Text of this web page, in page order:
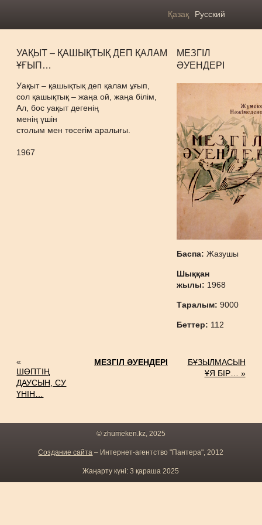
Қазақ Русский
УАҚЫТ – ҚАШЫҚТЫҚ ДЕП ҚАЛАМ
ҰҒЫП…
Уақыт – қашықтық деп қалам ұғып,
сол қашықтық – жаңа ой, жаңа білім,
Ал, бос уақыт дегенің
менің үшін
столым мен төсегім аралығы.
1967
МЕЗГІЛ
ӘУЕНДЕРІ
Баспа:Жазушы
Шыққан
жылы: 1968
Таралым:9000
Беттер: 112
«
ШӨПТІҢ
ДАУСЫН, СУ
ҮНІН…
МЕЗГІЛ ӘУЕНДЕРІ
БҰЗЫЛМАСЫН
ҰЯ БІР… »
© zhumeken.kz, 2025
Создание сайта – Интернет-агентство "Пантера", 2012
Жаңарту күні: 3 қараша 2025